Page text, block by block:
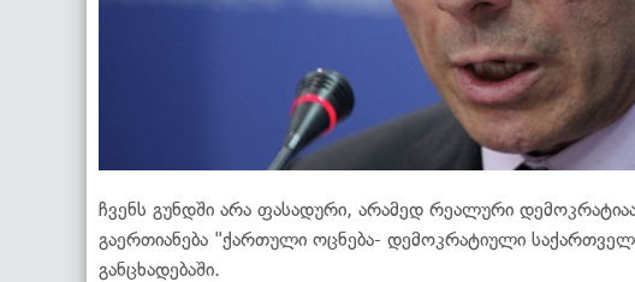
ჩვენს გუნდში არა ფასადური, არამედ რეალური
გაერთიანება "ქართული ოცნება- დემოკრატიული
განცხადებაში.